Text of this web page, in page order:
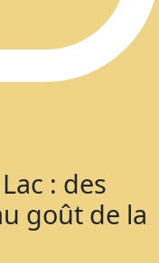
: des
goût de la